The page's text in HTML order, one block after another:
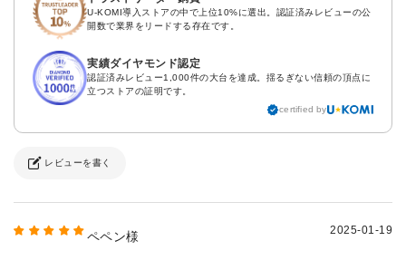
U-KOMI導入ストアの中で上位10%に選出。認証済みレビューの公
開数で業界をリードする存在です。
実績ダイヤモンド認定
認証済みレビュー1,000件の大台を達成。揺るぎない信頼の頂点に
立つストアの証明です。
certified by
レビューを書く
ペペン様 2025-01-19